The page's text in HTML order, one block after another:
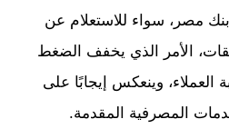
مصر، سواء للاستعلام عن
الأمر الذي يخفف الضغط
وينعكس إيجابًا على
المصرفية المقدمة.